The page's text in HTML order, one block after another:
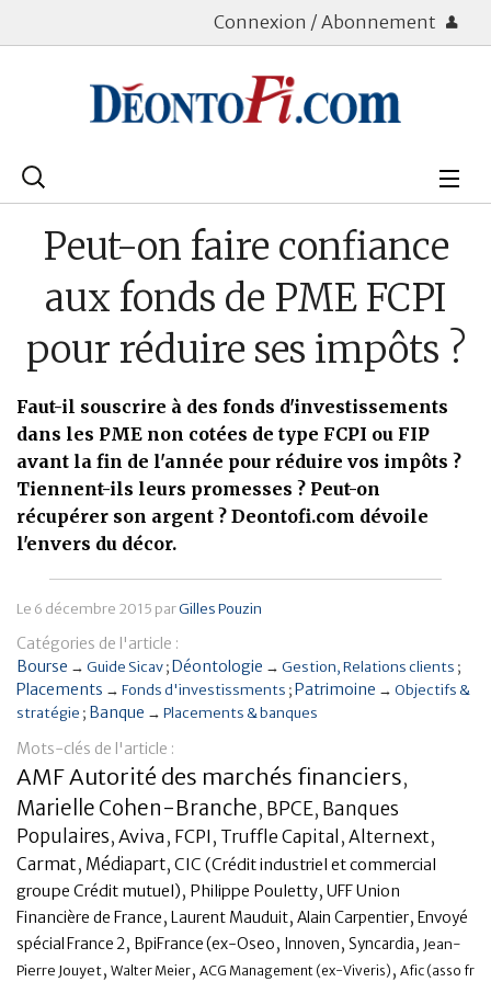
Connexion / Abonnement
Rechercher
Assurance Vie
Patrimoine
Immobilier
Banque
Peut-on faire confiance
aux fonds de PME FCPI
pour réduire ses impôts ?
Faut-il souscrire à des fonds d'investissements
dans les PME non cotées de type FCPI ou FIP
avant la fin de l'année pour réduire vos impôts ?
Tiennent-ils leurs promesses ? Peut-on
récupérer son argent ? Deontofi.com dévoile
l'envers du décor.
Le 6 décembre 2015 parGilles Pouzin
Catégories de l'article :
Bourse → Guide Sicav Déontologie → Gestion Relations clients
Placements → Fonds d'investissments Patrimoine → Objectifs &
stratégie
Banque → Placements & banques
Mots-clés de l'article :
AMF Autorité des marchés financiers,
Marielle Cohen-Branche, BPCE, Banques
Populaires, Aviva , FCPI , Truffle Capital , Alternext,
Carmat, Médiapart, CIC (Crédit industriel et commercial
groupe Crédit mutuel), Philippe Pouletty, UFF Union
Financière de France, Laurent Mauduit, Alain Carpentier, Envoyé
spécial France 2, BpiFrance (ex-Oseo, Innoven, Syncardia, Jean-
Pierre Jouyet, Walter Meier, ACG Management (ex-Viveris) , Afic (asso fr